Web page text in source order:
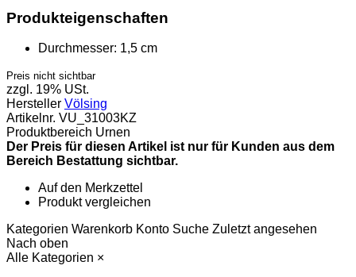
Produkteigenschaften
Durchmesser: 1,5 cm
Preis nicht sichtbar
zzgl. 19% USt.
Hersteller Völsing
Artikelnr. VU_31003KZ
Produktbereich Urnen
Der Preis für diesen Artikel ist nur für Kunden aus dem
Bereich Bestattung sichtbar.
Auf den Merkzettel
Produkt vergleichen
Kategorien Warenkorb Konto Suche Zuletzt angesehen
Nach oben
Alle Kategorien ×